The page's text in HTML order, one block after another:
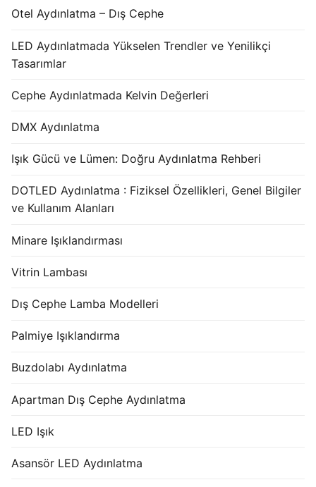
Otel Aydınlatma – Dış Cephe
LED Aydınlatmada Yükselen Trendler ve Yenilikçi
Tasarımlar
Cephe Aydınlatmada Kelvin Değerleri
DMX Aydınlatma
Işık Gücü ve Lümen: Doğru Aydınlatma Rehberi
DOTLED Aydınlatma : Fiziksel Özellikleri, Genel Bilgiler
ve Kullanım Alanları
Minare Işıklandırması
Vitrin Lambası
Dış Cephe Lamba Modelleri
Palmiye Işıklandırma
Buzdolabı Aydınlatma
Apartman Dış Cephe Aydınlatma
LED Işık
Asansör LED Aydınlatma